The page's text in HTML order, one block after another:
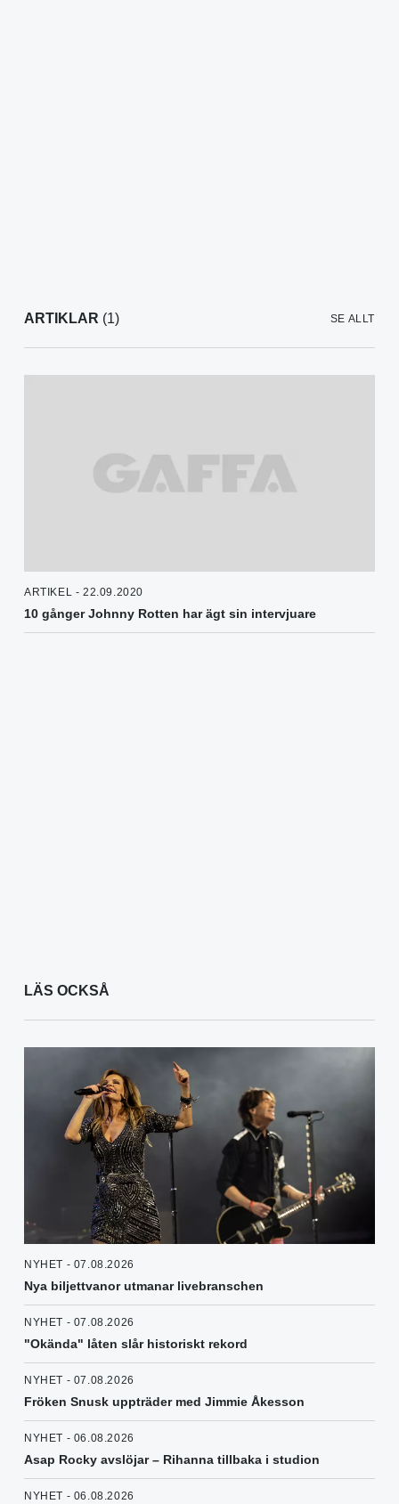
ARTIKLAR (1) SE ALLT
ARTIKEL - 22.09.2020
10 gånger Johnny Rotten har ägt sin intervjuare
LÄS OCKSÅ
NYHET - 07.08.2026
Nya biljettvanor utmanar livebranschen
NYHET - 07.08.2026
"Okända" låten slår historiskt rekord
NYHET - 07.08.2026
Fröken Snusk uppträder med Jimmie Åkesson
NYHET - 06.08.2026
Asap Rocky avslöjar – Rihanna tillbaka i studion
NYHET - 06.08.2026